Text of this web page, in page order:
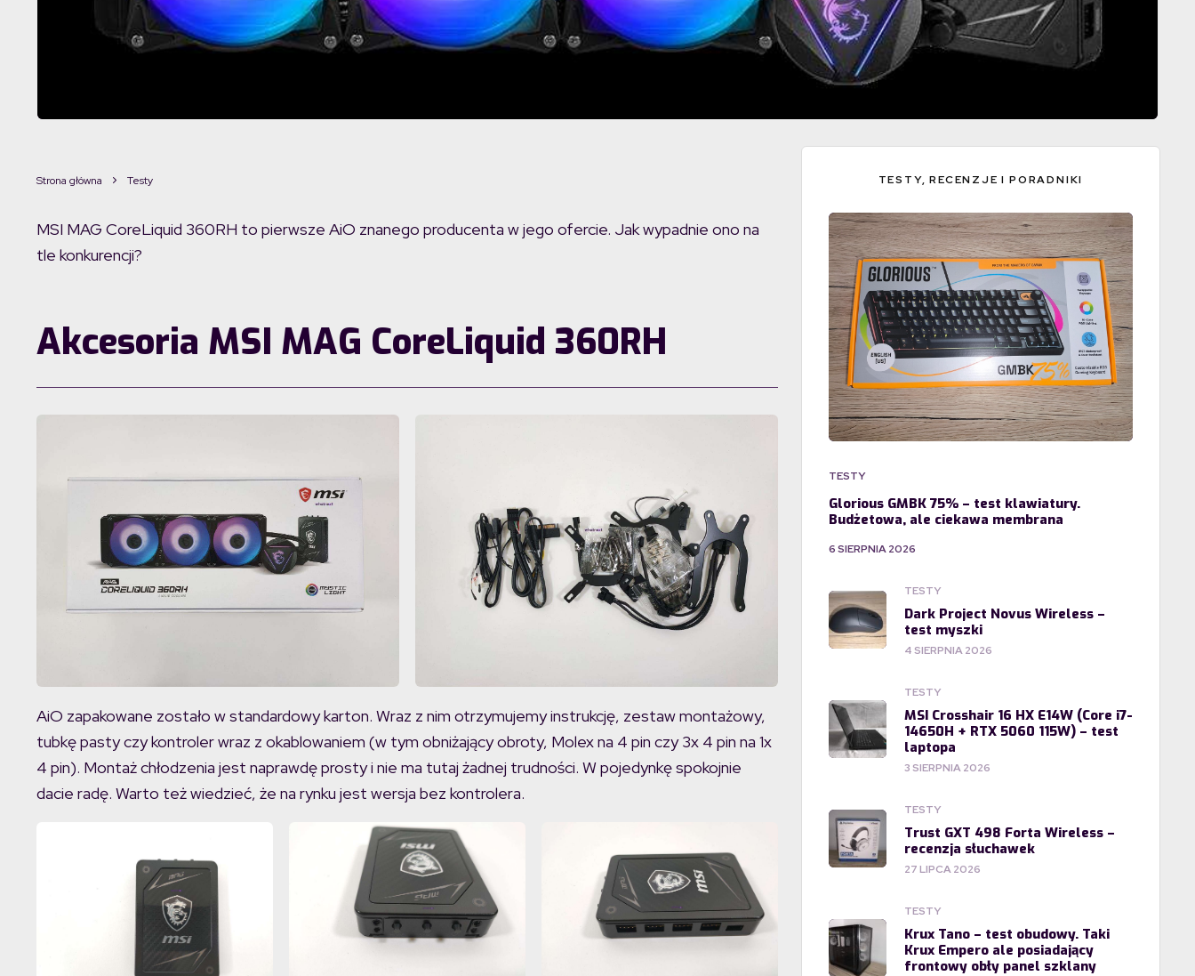
Strona główna Testy
MSI MAG CoreLiquid 360RH to pierwsze AiO znanego producenta w jego ofercie. Jak wypadnie ono na
tle konkurencji?
Akcesoria MSI MAG CoreLiquid 360RH
AiO zapakowane zostało w standardowy karton. Wraz z nim otrzymujemy instrukcję, zestaw montażowy,
tubkę pasty czy kontroler wraz z okablowaniem (w tym obniżający obroty, Molex na 4 pin czy 3x 4 pin na 1x
4 pin). Montaż chłodzenia jest naprawdę prosty i nie ma tutaj żadnej trudności. W pojedynkę spokojnie
dacie radę. Warto też wiedzieć, że na rynku jest wersja bez kontrolera.
TESTY, RECENZJE I PORADNIKI
TESTY
Glorious GMBK 75% – test klawiatury.
Budżetowa, ale ciekawa membrana
6 SIERPNIA 2026
TESTY
Dark Project Novus Wireless –
test myszki
4 SIERPNIA 2026
TESTY
MSI Crosshair 16 HX E14W (Core i7-
14650H + RTX 5060 115W) – test
laptopa
3 SIERPNIA 2026
TESTY
Trust GXT 498 Forta Wireless –
recenzja słuchawek
27 LIPCA 2026
TESTY
Krux Tano – test obudowy. Taki
Krux Empero ale posiadający
frontowy obły panel szklany